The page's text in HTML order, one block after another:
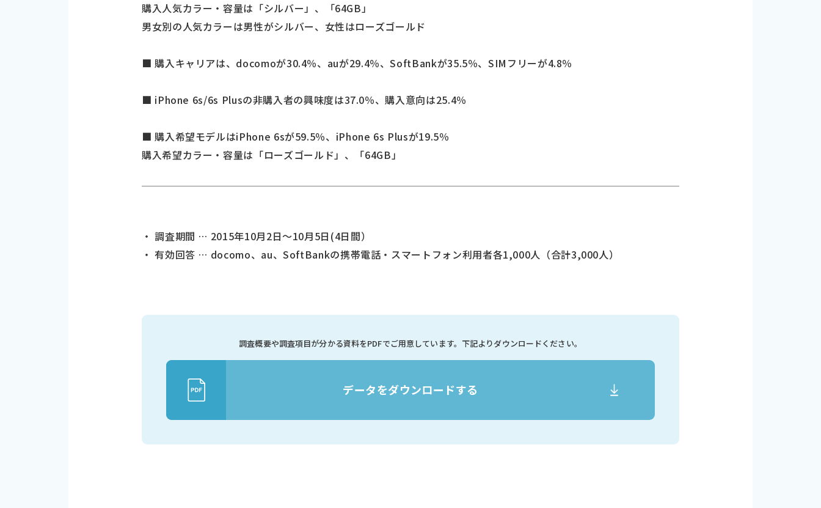
購入人気カラー・容量は「シルバー」、「64GB」
男女別の人気カラーは男性がシルバー、女性はローズゴールド
■ 購入キャリアは、docomoが30.4％、auが29.4％、SoftBankが35.5％、SIMフリーが4.8％
■ iPhone 6s/6s Plusの非購入者の興味度は37.0％、購入意向は25.4％
■ 購入希望モデルはiPhone 6sが59.5％、iPhone 6s Plusが19.5％
購入希望カラー・容量は「ローズゴールド」、「64GB」
・ 調査期間 … 2015年10月2日～10月5日(4日間）
・ 有効回答 … docomo、au、SoftBankの携帯電話・スマートフォン利用者各1,000人（合計3,000人）
調査概要や調査項目が分かる資料をPDFでご用意しています。 下記よりダウンロードください。
データをダウンロードする